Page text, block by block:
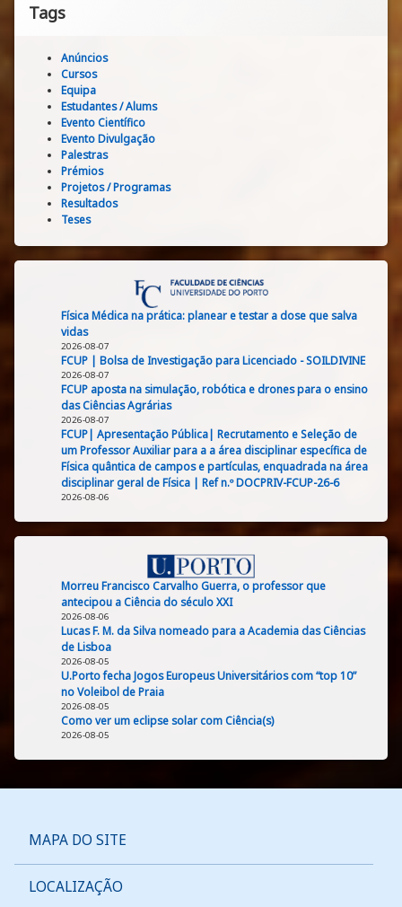
Tags
Anúncios
Cursos
Equipa
Estudantes / Alums
Evento Científico
Evento Divulgação
Palestras
Prémios
Projetos / Programas
Resultados
Teses
Física Médica na prática: planear e testar a dose que salva
vidas
2026-08-07
FCUP | Bolsa de Investigação para Licenciado - SOILDIVINE
2026-08-07
FCUP aposta na simulação, robótica e drones para o ensino
das Ciências Agrárias
2026-08-07
FCUP| Apresentação Pública| Recrutamento e Seleção de
um Professor Auxiliar para a a área disciplinar específica de
Física quântica de campos e partículas, enquadrada na área
disciplinar geral de Física | Ref n.º DOCPRIV-FCUP-26-6
2026-08-06
Morreu Francisco Carvalho Guerra, o professor que
antecipou a Ciência do século XXI
2026-08-06
Lucas F. M. da Silva nomeado para a Academia das Ciências
de Lisboa
2026-08-05
U.Porto fecha Jogos Europeus Universitários com “top 10”
no Voleibol de Praia
2026-08-05
Como ver um eclipse solar com Ciência(s)
2026-08-05
MAPA DO SITE
LOCALIZAÇÃO